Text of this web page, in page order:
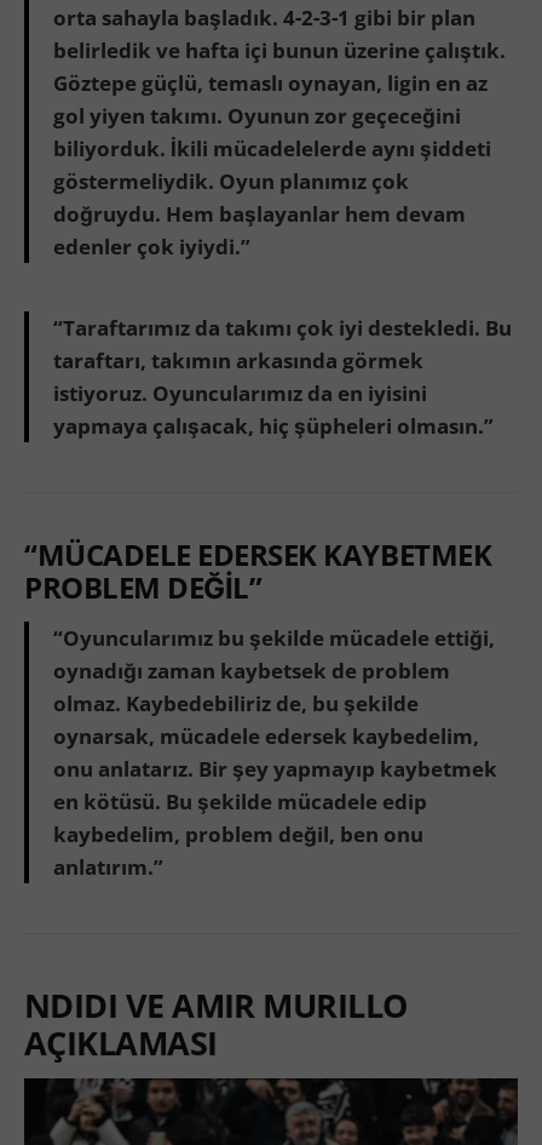
orta sahayla başladık. 4-2-3-1 gibi bir plan
belirledik ve hafta içi bunun üzerine çalıştık.
Göztepe güçlü, temaslı oynayan, ligin en az
gol yiyen takımı. Oyunun zor geçeceğini
biliyorduk. İkili mücadelelerde aynı şiddeti
göstermeliydik. Oyun planımız çok
doğruydu. Hem başlayanlar hem devam
edenler çok iyiydi.”
“Taraftarımız da takımı çok iyi destekledi. Bu
taraftarı, takımın arkasında görmek
istiyoruz. Oyuncularımız da en iyisini
yapmaya çalışacak, hiç şüpheleri olmasın.”
“MÜCADELE EDERSEK KAYBETMEK
PROBLEM DEĞİL”
“Oyuncularımız bu şekilde mücadele ettiği,
oynadığı zaman kaybetsek de problem
olmaz. Kaybedebiliriz de, bu şekilde
oynarsak, mücadele edersek kaybedelim,
onu anlatarız. Bir şey yapmayıp kaybetmek
en kötüsü. Bu şekilde mücadele edip
kaybedelim, problem değil, ben onu
anlatırım.”
NDIDI VE AMIR MURILLO
AÇIKLAMASI